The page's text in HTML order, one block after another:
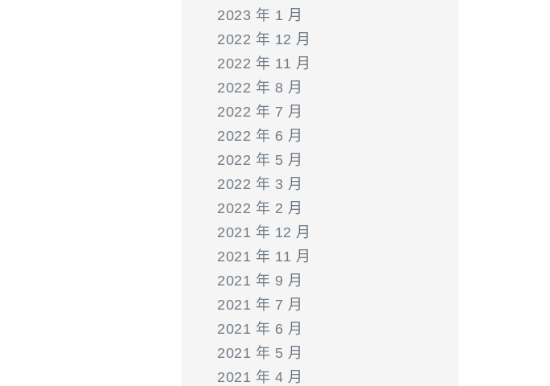
2023 年 1 月
2022 年 12 月
2022 年 11 月
2022 年 8 月
2022 年 7 月
2022 年 6 月
2022 年 5 月
2022 年 3 月
2022 年 2 月
2021 年 12 月
2021 年 11 月
2021 年 9 月
2021 年 7 月
2021 年 6 月
2021 年 5 月
2021 年 4 月